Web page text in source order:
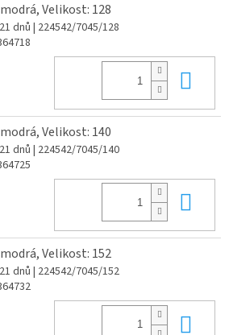
Velikost: 128
dnů| 224542/7045/128
Velikost: 140
dnů| 224542/7045/140
Velikost: 152
dnů| 224542/7045/152